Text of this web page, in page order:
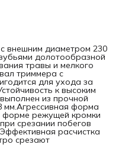
внешним диаметром 230
долотообразной
травы и мелкого
триммера с
для ухода за
к высоким
из прочной
мм.Агрессивная форма
форме режущей кромки
срезании побегов
расчистка
срезают